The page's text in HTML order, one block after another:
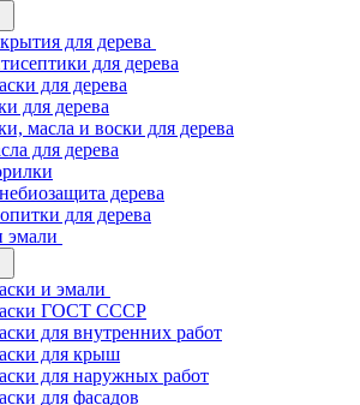
для дерева
для дерева
для дерева
для дерева
масла и воски для дерева
для дерева
дерева
для дерева
эмали
и эмали
ГОСТ СССР
для внутренних работ
для крыш
для наружных работ
для фасадов